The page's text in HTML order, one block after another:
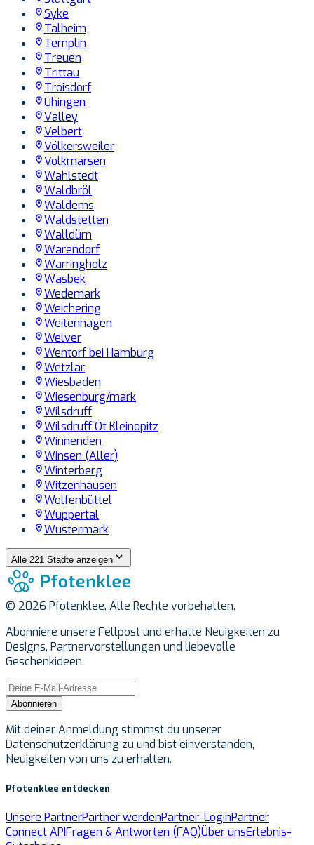
Syke
Talheim
Templin
Treuen
Trittau
Troisdorf
Uhingen
Valley
Velbert
Völkersweiler
Volkmarsen
Wahlstedt
Waldbröl
Waldems
Waldstetten
Walldürn
Warendorf
Warringholz
Wasbek
Wedemark
Weichering
Weitenhagen
Welver
Wentorf bei Hamburg
Wetzlar
Wiesbaden
Wiesenburg/mark
Wilsdruff
Wilsdruff Ot Kleinopitz
Winnenden
Winsen (Aller)
Winterberg
Witzenhausen
Wolfenbüttel
Wuppertal
Wustermark
Alle 221 Städte anzeigen
© 2026 Pfotenklee. Alle Rechte vorbehalten.
Abonniere unsere Fellpost und erhalte Neuigkeiten zu
Designs, Partnervorstellungen und liebevolle
Geschenkideen.
Abonnieren
Mit deiner Anmeldung stimmst du unserer
Datenschutzerklärung zu und bist einverstanden,
Neuigkeiten von uns zu erhalten.
Pfotenklee entdecken
Unsere PartnerPartner werdenPartner-LoginPartner
Connect APIFragen & Antworten (FAQ)Über unsErlebnis-